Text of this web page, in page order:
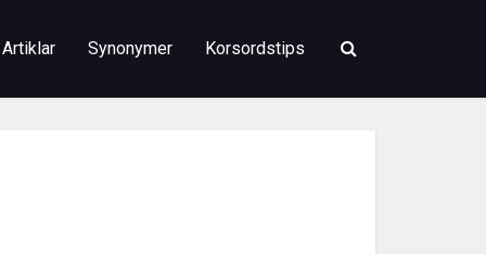
Artiklar Synonymer Korsordstips